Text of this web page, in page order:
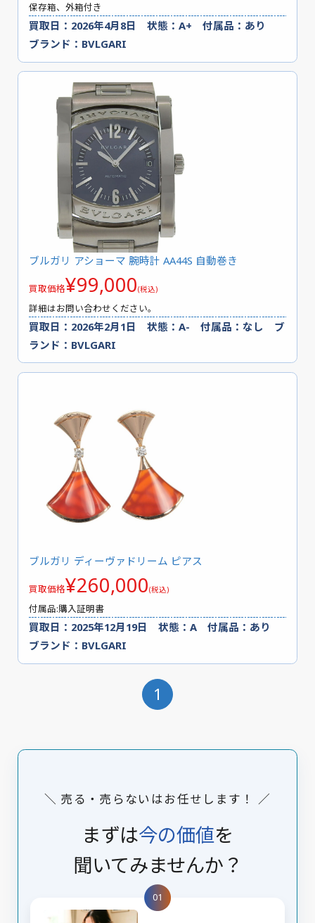
保存箱、外箱付き
買取日：2026年4月8日 状態：A+ 付属品：あり
ブランド：BVLGARI
ブルガリ アショーマ 腕時計 AA44S 自動巻き
買取価格¥99,000(税込)
詳細はお問い合わせください。
買取日：2026年2月1日 状態：A- 付属品：なし ブ
ランド：BVLGARI
ブルガリ ディーヴァドリーム ピアス
買取価格¥260,000(税込)
付属品:購入証明書
買取日：2025年12月19日 状態：A 付属品：あり
ブランド：BVLGARI
1
＼ 売る・売らないはお任せします！ ／
まずは今の価値を
聞いてみませんか？
01